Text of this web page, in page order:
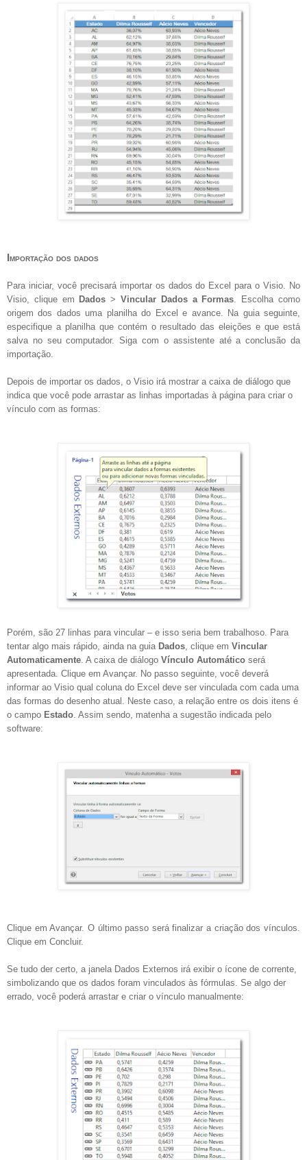
Importação dos dados
Para iniciar, você precisará importar os dados do Excel para o Visio. No
Visio, clique em
Dados >Vincular Dados a Formas. Escolha como
origem dos dados uma planilha do Excel e avance. Na guia seguinte,
especifique a planilha que contém o resultado das eleições e que está
salva no seu computador. Siga com o assistente até a conclusão da
importação.
Depois de importar os dados, o Visio irá mostrar a caixa de diálogo que
indica que você pode arrastar as linhas importadas à página para criar o
vínculo com as formas:
Porém, são 27 linhas para vincular – e isso seria bem trabalhoso. Para
tentar algo mais rápido, ainda na guia Dados, clique em Vincular
Automaticamente. A caixa de diálogo Vínculo Automático será
apresentada. Clique em Avançar. No passo seguinte, você deverá
informar ao Visio qual coluna do Excel deve ser vinculada com cada uma
das formas do desenho atual. Neste caso, a relação entre os dois itens é
o campo Estado. Assim sendo, matenha a sugestão indicada pelo
software:
Clique em Avançar. O último passo será finalizar a criação dos vínculos.
Clique em Concluir.
Se tudo der certo, a janela Dados Externos irá exibir o ícone de corrente,
simbolizando que os dados foram vinculados às fórmulas. Se algo der
errado, você poderá arrastar e criar o vínculo manualmente: